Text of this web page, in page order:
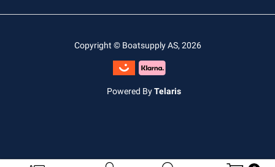
Copyright © Boatsupply AS, 2026
Powered ByTelaris